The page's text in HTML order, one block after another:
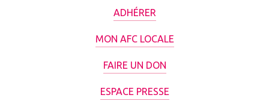
ADHÉRER
MON AFC LOCALE
FAIRE UN DON
ESPACE PRESSE